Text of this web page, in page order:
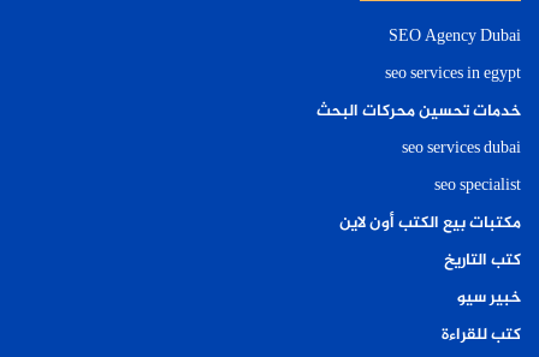
SEO Agency Dubai
seo services in egypt
خدمات تحسين محركات البحث
seo services dubai
seo specialist
مكتبات بيع الكتب أون لاين
كتب التاريخ
خبير سيو
كتب للقراءة